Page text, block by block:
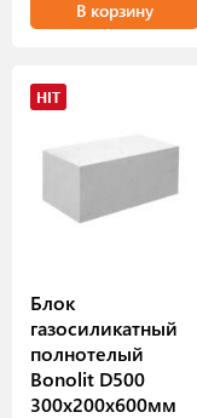
В корзину
HIT
Блок
газосиликатный
полнотелый
Bonolit D500
300х200х600мм